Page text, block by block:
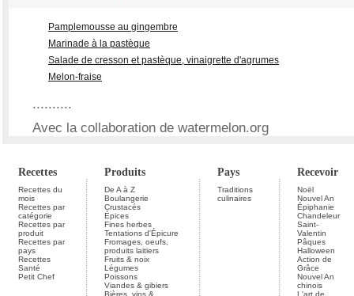
Pamplemousse au gingembre
Marinade à la pastèque
Salade de cresson et pastèque, vinaigrette d'agrumes
Melon-fraise
..........
Avec la collaboration de watermelon.org
Recettes Produits Pays Recevoir
Recettes du
mois
Recettes par
catégorie
Recettes par
produit
Recettes par
pays
Recettes
Santé
Petit Chef
De A à Z
Boulangerie
Crustacés
Épices
Fines herbes
Tentations d'Épicure
Fromages, oeufs,
produits laitiers
Fruits & noix
Légumes
Poissons
Viandes & gibiers
Bières, vins &
Traditions
culinaires
Noël
Nouvel An
Épiphanie
Chandeleur
Saint-
Valentin
Pâques
Halloween
Action de
Grâce
Nouvel An
chinois
L'art de